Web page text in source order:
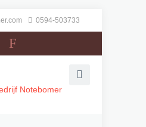
0594-503733
F